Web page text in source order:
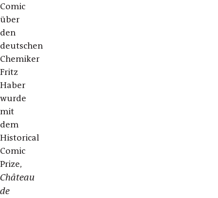
Comic
über
den
deutschen
Chemiker
Fritz
Haber
wurde
mit
dem
Historical
Comic
Prize,
Château
de